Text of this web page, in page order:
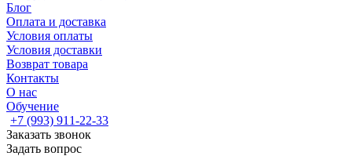
Блог
Оплата и доставка
Условия оплаты
Условия доставки
Возврат товара
Контакты
О нас
Обучение
+7 (993) 911-22-33
Заказать звонок
Задать вопрос